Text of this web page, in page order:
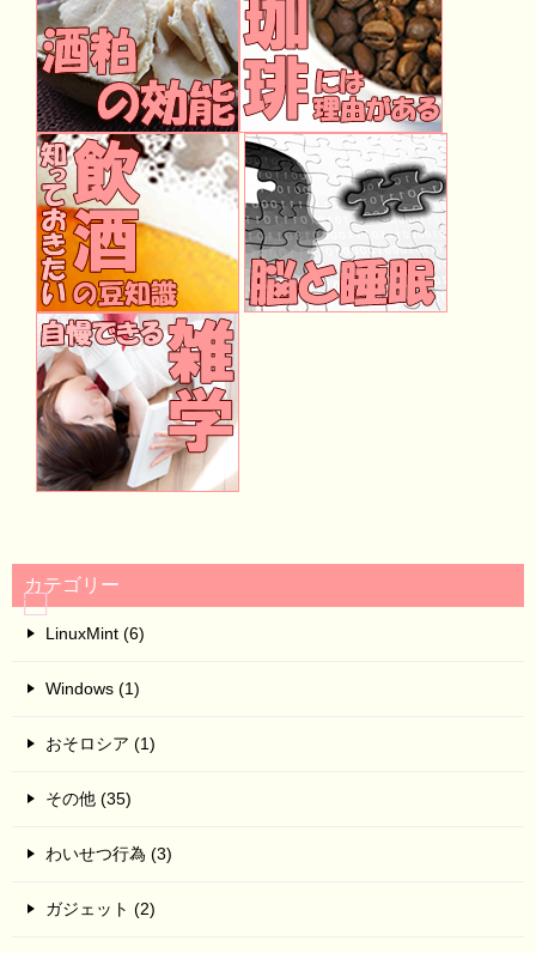
カテゴリー
LinuxMint (6)
Windows (1)
おそロシア (1)
その他 (35)
わいせつ行為 (3)
ガジェット (2)